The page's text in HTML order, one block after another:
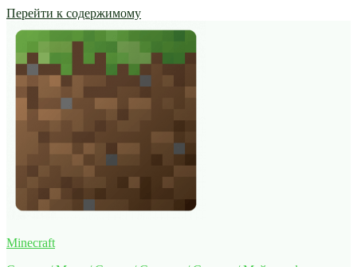
Перейти к содержимому
Minecraft